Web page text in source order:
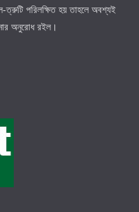
ত্রুটি পরিলক্ষিত হয় তাহলে অবশ্যই
অনুরোধ রইল।